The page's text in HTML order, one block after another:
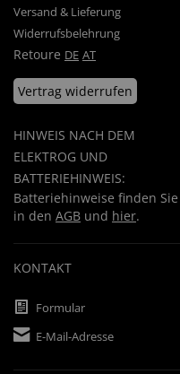
Versand & Lieferung
Widerrufsbelehrung
Retoure DE AT
Vertrag widerrufen
HINWEIS NACH DEM
ELEKTROG UND
BATTERIEHINWEIS:
Batteriehinweise finden Sie
in den AGB und hier.
KONTAKT
Formular
E-Mail-Adresse